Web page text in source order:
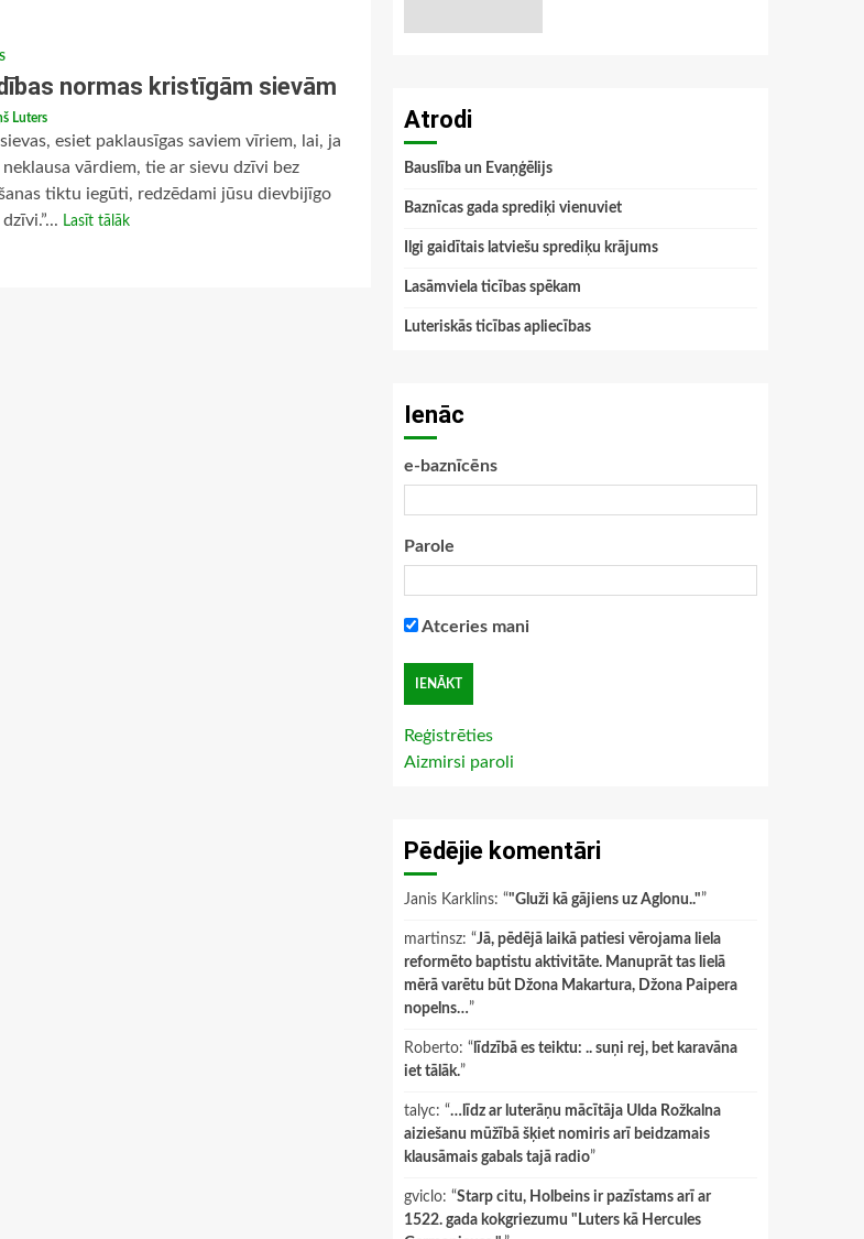
normas kristīgām sievām
Luters
sievas, esiet paklausīgas saviem vīriem, lai, ja
vārdiem, tie ar sievu dzīvi bez
tiktu iegūti, redzēdami jūsu dievbijīgo
Lasīt tālāk
Atrodi
Bauslība un Evaņģēlijs
Baznīcas gada sprediķi vienuviet
Ilgi gaidītais latviešu sprediķu krājums
Lasāmviela ticības spēkam
Luteriskās ticības apliecības
Ienāc
e-baznīcēns
Parole
Atceries mani
Reģistrēties
Aizmirsi paroli
Pēdējie komentāri
Janis Karklins: “"Gluži kā gājiens uz Aglonu.."”
martinsz: “Jā, pēdējā laikā patiesi vērojama liela
reformēto baptistu aktivitāte. Manuprāt tas lielā
mērā varētu būt Džona Makartura, Džona Paipera
nopelns…”
Roberto: “ līdzībā es teiktu: .. suņi rej, bet karavāna
iet tālāk.”
talyc: “…līdz ar luterāņu mācītāja Ulda Rožkalna
aiziešanu mūžībā šķiet nomiris arī beidzamais
klausāmais gabals tajā radio”
gviclo: “Starp citu, Holbeins ir pazīstams arī ar
1522. gada kokgriezumu "Luters kā Hercules